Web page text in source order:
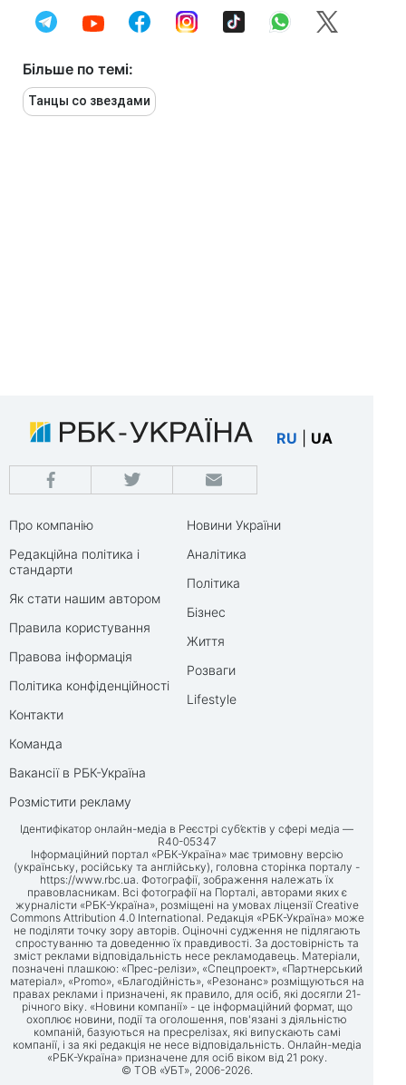
Більше по темі:
Танцы со звездами
RU UA
Про компанію
Редакційна політика і
стандарти
Як стати нашим автором
Правила користування
Правова інформація
Політика конфіденційності
Контакти
Команда
Вакансії в РБК-Україна
Розмістити рекламу
Новини України
Аналітика
Політика
Бізнес
Життя
Розваги
Lifestyle
Ідентифікатор онлайн-медіа в Реєстрі суб’єктів у сфері медіа —
R40-05347
Інформаційний портал «РБК-Україна» має тримовну версію
(українську, російську та англійську), головна сторінка порталу -
https://www.rbc.ua . Фотографії, зображення належать їх
правовласникам. Всі фотографії на Порталі, авторами яких є
журналісти «РБК-Україна», розміщені на умовах ліцензії Creative
Commons Attribution 4.0 International. Редакція «РБК-Україна» може
не поділяти точку зору авторів. Оціночні судження не підлягають
спростуванню та доведенню їх правдивості. За достовірність та
зміст реклами відповідальність несе рекламодавець. Матеріали,
позначені плашкою: «Прес-релізи», «Спецпроект», «Партнерський
матеріал», «Promo», «Благодійність», «Резонанс» розміщуються на
правах реклами і призначені, як правило, для осіб, які досягли 21-
річного віку. «Новини компанії» - це інформаційний формат, що
охоплює новини, події та оголошення, пов'язані з діяльністю
компаній, базуються на пресрелізах, які випускають самі
компанії, і за які редакція не несе відповідальність. Онлайн-медіа
«РБК-Україна» призначене для осіб віком від 21 року.
© ТОВ «УБТ», 2006-2026.